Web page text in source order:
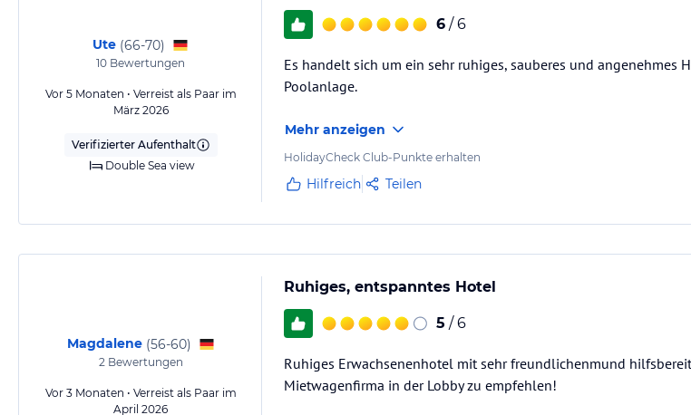
Ute (66-70)
10 Bewertungen
Vor 5 Monaten • Verreist als Paar im
März 2026
Verifizierter Aufenthalt
Double Sea view
6 / 6
Es handelt sich um ein sehr ruhiges, sauberes und angenehmes
Poolanlage.
Mehr anzeigen
HolidayCheck Club-Punkte erhalten
Hilfreich Teilen
Magdalene (56-60)
2Bewertungen
Vor 3 Monaten • Verreist als Paar im
April 2026
Ruhiges, entspanntes Hotel
5 / 6
Ruhiges Erwachsenenhotel mit sehr freundlichenmund
Mietwagenfirma in der Lobby zu empfehlen!